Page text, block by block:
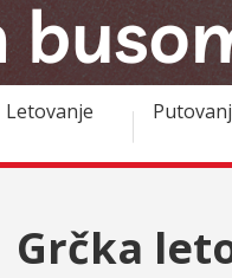
Letovanje
Grčka